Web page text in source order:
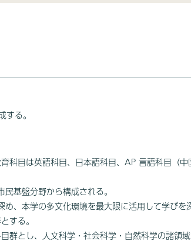
る。
科目は英語科目、日本語科目、AP 言語科目（
基盤分野から構成される。
、本学の多文化環境を最大限に活用して学びを
する。
とし、人文科学・社会科学・自然科学の諸領